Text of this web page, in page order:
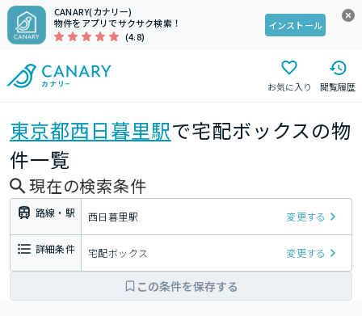
CANARY(カナリー)
物件をアプリでサクサク検索！
(4.8)
インストール
お気に入り 閲覧履歴
東京都西日暮里駅で宅配ボックスの物
件一覧
現在の検索条件
路線・駅 西日暮里駅 変更する
詳細条件 宅配ボックス 変更する
この条件を保存する